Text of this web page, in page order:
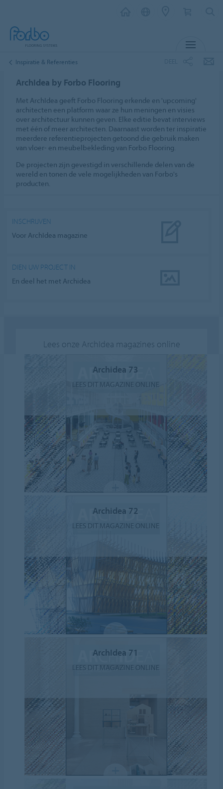
Inspiratie & Referenties
ArchIdea by Forbo Flooring
Met ArchIdea geeft Forbo Flooring erkende en 'upcoming'
architecten een platform waar ze hun meningen en visies
over architectuur kunnen geven. Elke editie bevat interviews
met één of meer architecten. Daarnaast worden ter inspiratie
meerdere referentieprojecten getoond die gebruik maken
van vloer- en meubelbekleding van Forbo Flooring.
De projecten zijn gevestigd in verschillende delen van de
wereld en tonen de vele mogelijkheden van Forbo's
producten.
INSCHRIJVEN
Voor ArchIdea magazine
DIEN UW PROJECT IN
En deel het met Archidea
Lees onze ArchIdea magazines online
Archidea 73
LEES DIT MAGAZINE ONLINE
Archidea 72
LEES DIT MAGAZINE ONLINE
ArchIdea 71
LEES DIT MAGAZINE ONLINE